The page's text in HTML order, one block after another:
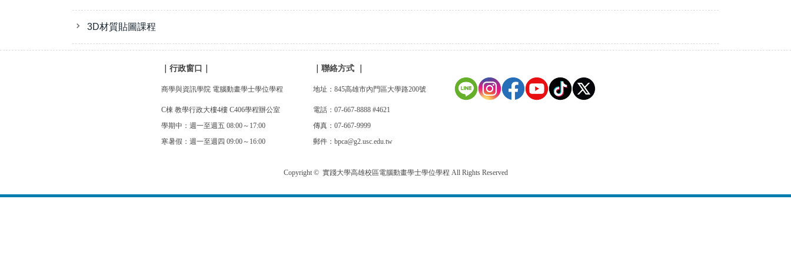
3D材質貼圖課程
｜行政窗口 聯絡方式
商學與資訊學院 電腦動畫學士學位學程 地址：845高雄市內門區大學路200號
C棟 教學行政大樓4樓 C406學程辦公室
電話：07-667-8888 #4621
學期中：週一至週五 08:00～17:00
傳真：07-667-9999
寒暑假：週一至週四 09:00～16:00
郵件：bpca@g2.usc.edu.tw
Copyright © 實踐大學高雄校區電腦動畫學士學位學程 All Rights Reserved